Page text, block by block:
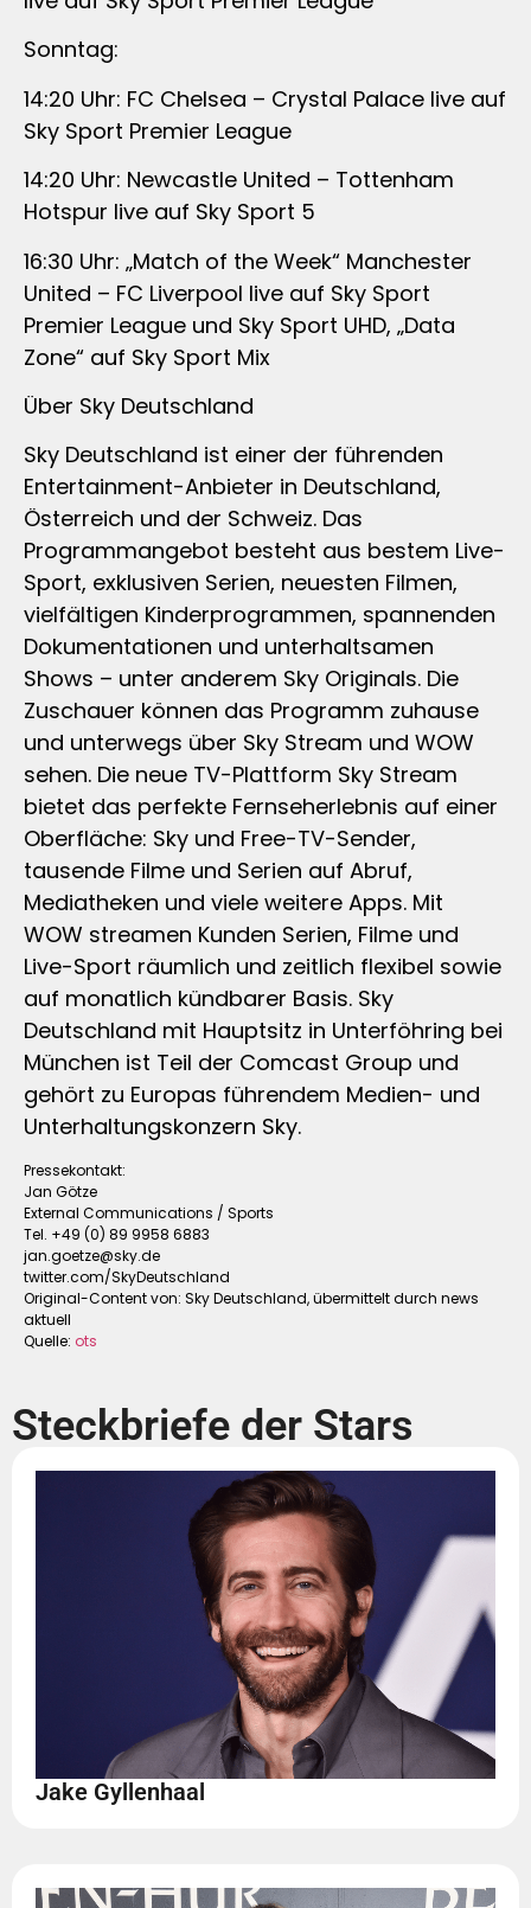
Sonntag:
14:20 Uhr: FC Chelsea – Crystal Palace live auf
Sky Sport Premier League
14:20 Uhr: Newcastle United – Tottenham
Hotspur live auf Sky Sport 5
16:30 Uhr: „Match of the Week“ Manchester
United – FC Liverpool live auf Sky Sport
Premier League und Sky Sport UHD, „Data
Zone“ auf Sky Sport Mix
Über Sky Deutschland
Sky Deutschland ist einer der führenden
Entertainment-Anbieter in Deutschland,
Österreich und der Schweiz. Das
Programmangebot besteht aus bestem Live-
Sport, exklusiven Serien, neuesten Filmen,
vielfältigen Kinderprogrammen, spannenden
Dokumentationen und unterhaltsamen
Shows – unter anderem Sky Originals. Die
Zuschauer können das Programm zuhause
und unterwegs über Sky Stream und WOW
sehen. Die neue TV-Plattform Sky Stream
bietet das perfekte Fernseherlebnis auf einer
Oberfläche: Sky und Free-TV-Sender,
tausende Filme und Serien auf Abruf,
Mediatheken und viele weitere Apps. Mit
WOW streamen Kunden Serien, Filme und
Live-Sport räumlich und zeitlich flexibel sowie
auf monatlich kündbarer Basis. Sky
Deutschland mit Hauptsitz in Unterföhring bei
München ist Teil der Comcast Group und
gehört zu Europas führendem Medien- und
Unterhaltungskonzern Sky.
Pressekontakt:
Jan Götze
External Communications / Sports
Tel. +49 (0) 89 9958 6883
jan.goetze@sky.de
twitter.com/SkyDeutschland
Original-Content von: Sky Deutschland, übermittelt durch news
aktuell
Quelle: ots
Steckbriefe der Stars
Jake Gyllenhaal